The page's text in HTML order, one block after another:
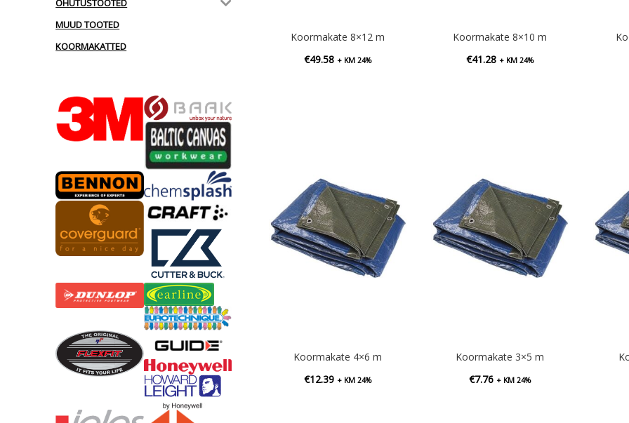
Koormakate 8×12 m
€49.58 + KM 24%
Koormakate 8×10 m
€41.28 + KM 24%
Koormakate 4×6 m
€12.39 + KM 24%
Koormakate 3×5 m
€7.76 + KM 24%
OHUTUSTOOTED
MUUD TOOTED
KOORMAKATTED